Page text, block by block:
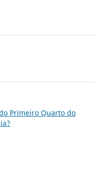
Primeiro Quarto do